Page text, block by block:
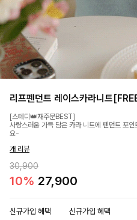
리프펜던트 레이스카라니트
[스테디👑재주문BEST]
사랑스러움 가득 담은 카라 니트에 펜던트 포
요-
개 리뷰
30,900
10% 27,900
신규가입 혜택 신규가입 혜택